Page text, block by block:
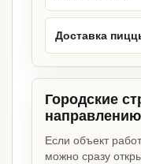
Доставка
Городские
направлению
Если объект
можно сразу